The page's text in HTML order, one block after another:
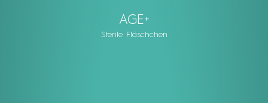
AGE+
Sterile Fläschchen